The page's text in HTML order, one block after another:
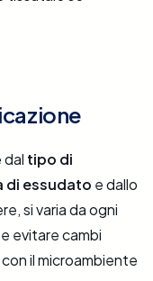
dal tipo di
di essudato e dallo
si varia da ogni
evitare cambi
il microambiente